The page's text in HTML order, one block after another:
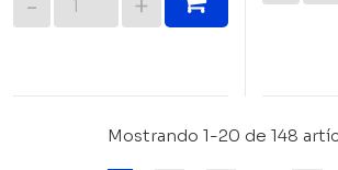
Mostrando 1-20 de 148